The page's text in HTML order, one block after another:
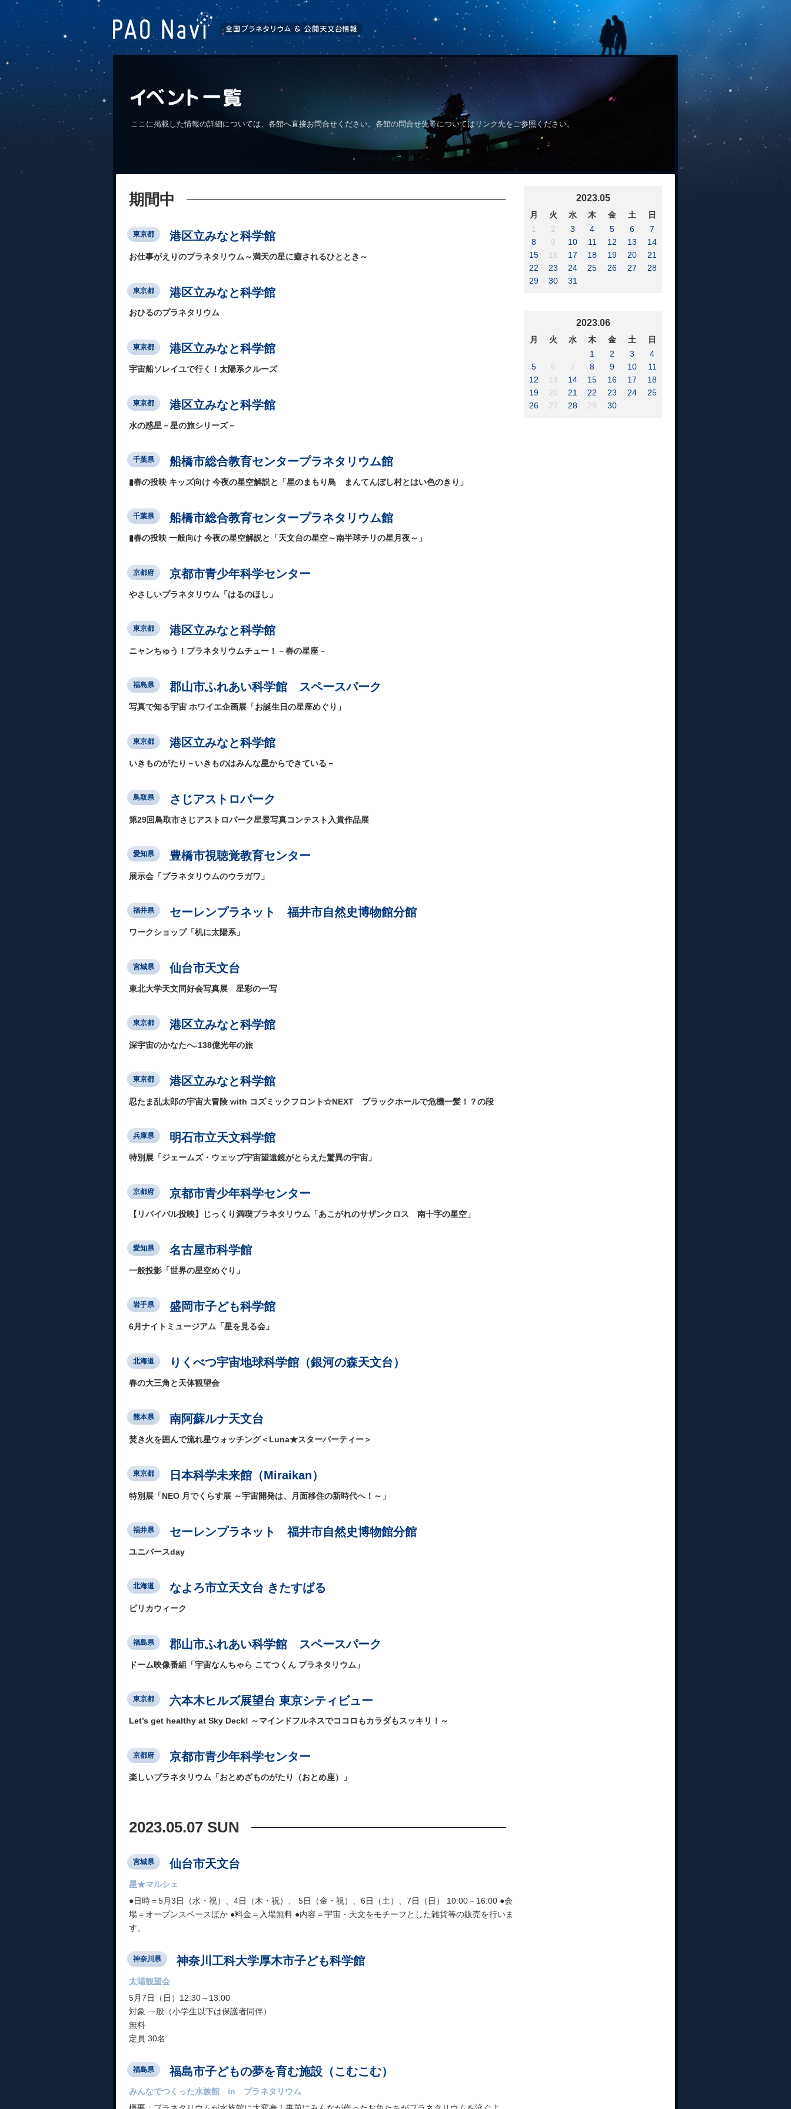
ここに掲載した情報の詳細については、各館へ直接お問合せください。各館の問合せ先等についてはリンク先をご参照ください。
2023.05
月 火 水 木 金 土
日
1
2 3 4 5 6
7
8
9 10 11 12 13
14
15
16 17 18 19 20
21
22
23 24 25 26 27
28
29
30 31
2023.06
月 火 水 木 金 土
日
1
2 3
4
5
6 7 8 9 10
11
12
13 14 15 16 17
18
19
20 21 22 23 24
25
26
27 28 29 30
期間中
東京都 港区立みなと科学館
お仕事がえりのプラネタリウム～満天の星に癒されるひととき～
東京都 港区立みなと科学館
おひるのプラネタリウム
東京都 港区立みなと科学館
宇宙船ソレイユで行く！太陽系クルーズ
東京都 港区立みなと科学館
水の惑星－星の旅シリーズ－
千葉県 船橋市総合教育センタープラネタリウム館
▮春の投映 キッズ向け 今夜の星空解説と「星のまもり鳥 まんてんぼし村とはい色のきり」
千葉県 船橋市総合教育センタープラネタリウム館
▮春の投映 一般向け 今夜の星空解説と「天文台の星空～南半球チリの星月夜～」
京都府 京都市青少年科学センター
やさしいプラネタリウム「はるのほし」
東京都 港区立みなと科学館
ニャンちゅう！プラネタリウムチュー！－春の星座－
福島県 郡山市ふれあい科学館 スペースパーク
写真で知る宇宙 ホワイエ企画展「お誕生日の星座めぐり」
東京都 港区立みなと科学館
いきものがたり－いきものはみんな星からできている－
鳥取県 さじアストロパーク
第29回鳥取市さじアストロパーク星景写真コンテスト入賞作品展
愛知県 豊橋市視聴覚教育センター
展示会「プラネタリウムのウラガワ」
福井県 セーレンプラネット 福井市自然史博物館分館
ワークショップ「机に太陽系」
宮城県 仙台市天文台
東北大学天文同好会写真展 星彩の一写
東京都 港区立みなと科学館
深宇宙のかなたへ-138億光年の旅
東京都 港区立みなと科学館
忍たま乱太郎の宇宙大冒険 with コズミックフロント☆NEXT ブラックホールで危機一髪！？の段
兵庫県 明石市立天文科学館
特別展「ジェームズ・ウェッブ宇宙望遠鏡がとらえた驚異の宇宙」
京都府 京都市青少年科学センター
【リバイバル投映】じっくり満喫プラネタリウム「あこがれのサザンクロス 南十字の星空」
愛知県 名古屋市科学館
一般投影「世界の星空めぐり」
岩手県 盛岡市子ども科学館
6月ナイトミュージアム「星を見る会」
北海道 りくべつ宇宙地球科学館（銀河の森天文台）
春の大三角と天体観望会
熊本県 南阿蘇ルナ天文台
焚き火を囲んで流れ星ウォッチング＜Luna★スターパーティー＞
東京都 日本科学未来館（Miraikan）
特別展「NEO 月でくらす展 ～宇宙開発は、月面移住の新時代へ！～」
福井県 セーレンプラネット 福井市自然史博物館分館
ユニバースday
北海道 なよろ市立天文台 きたすばる
ピリカウィーク
福島県 郡山市ふれあい科学館 スペースパーク
ドーム映像番組「宇宙なんちゃら こてつくん プラネタリウム」
東京都 六本木ヒルズ展望台 東京シティビュー
Let’s get healthy at Sky Deck! ～マインドフルネスでココロもカラダもスッキリ！～
京都府 京都市青少年科学センター
楽しいプラネタリウム「おとめざものがたり（おとめ座）」
2023.05.07 SUN
宮城県 仙台市天文台
星★マルシェ
●日時＝5月3日（水・祝）、4日（木・祝）、 5日（金・祝）、6日（土）、7日（日） 10:00－16:00 ●会
場＝オープンスペースほか ●料金＝入場無料 ●内容＝宇宙・天文をモチーフとした雑貨等の販売を行いま
す。
神奈川県 神奈川工科大学厚木市子ども科学館
太陽観望会
5月7日（日）12:30～13:00
対象 一般（小学生以下は保護者同伴）
無料
定員 30名
福島県 福島市子どもの夢を育む施設（こむこむ）
みんなでつくった水族館 in プラネタリウム